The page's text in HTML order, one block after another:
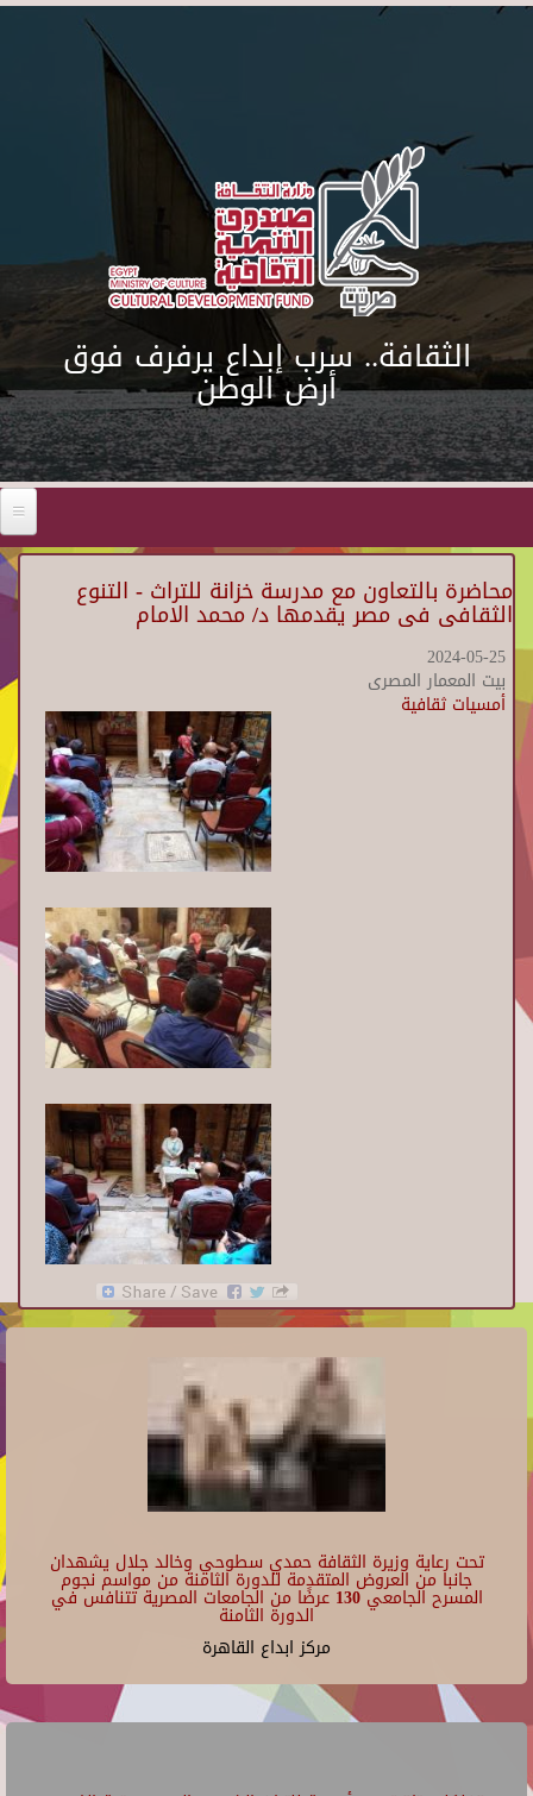
Skip to main content
الثقافة.. سرب إبداع يرفرف فوق
أرض الوطن
محاضرة بالتعاون مع مدرسة خزانة للتراث - التنوع
الثقافى فى مصر يقدمها د/ محمد الامام
2024-05-25
بيت المعمار المصرى
أمسيات ثقافية
تحت رعاية وزيرة الثقافة حمدي سطوحي وخالد جلال يشهدان
جانبا من العروض المتقدمة للدورة الثامنة من مواسم نجوم
المسرح الجامعي 130 عرضًا من الجامعات المصرية تتنافس في
الدورة الثامنة
مركز ابداع القاهرة